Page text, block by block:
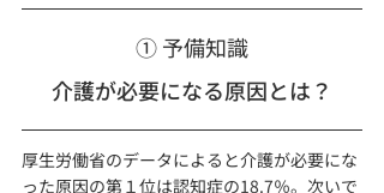
① 予備知識
介護が必要になる原因とは？
厚生労働省のデータによると介護が必要にな
った原因の第１位は認知症の18.7％。次いで